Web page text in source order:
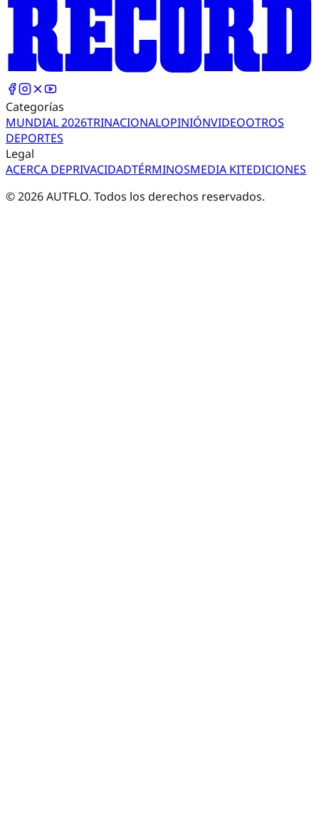
Categorías
MUNDIAL 2026TRINACIONALOPINIÓNVIDEOOTROS
DEPORTES
Legal
ACERCA DEPRIVACIDADTÉRMINOSMEDIA KITEDICIONES
©2026AUTFLO. Todos los derechos reservados.